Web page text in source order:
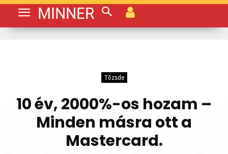
MINNER
Tőzsde
10 év, 2000%-os hozam –
Minden másra ott a
Mastercard.